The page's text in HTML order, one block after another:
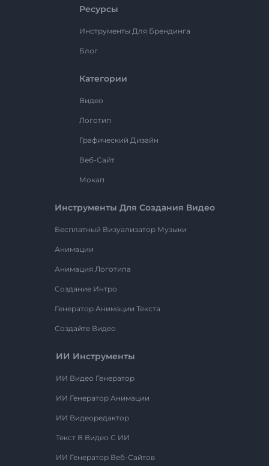
Ресурсы
Инструменты Для Брендинга
Блог
Категории
Видео
Логотип
Графический Дизайн
Веб-Сайт
Мокап
Инструменты Для Создания Видео
Бесплатный Визуализатор Музыки
Анимации
Анимация Логотипа
Создание Интро
Генератор Анимации Текста
Создайте Видео
ИИ Инструменты
ИИ Видео Генератор
ИИ Генератор Анимации
ИИ Видеоредактор
Текст В Видео С ИИ
ИИ Генератор Веб-Сайтов